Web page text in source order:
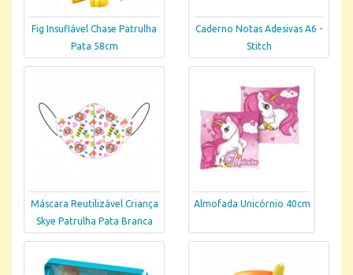
Fig Insuflável Chase Patrulha
Pata 58cm
Caderno Notas Adesivas A6 -
Stitch
Máscara Reutilizável Criança
Skye Patrulha Pata Branca
Almofada Unicórnio 40cm